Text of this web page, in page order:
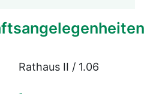
Rathaus II / 1.06